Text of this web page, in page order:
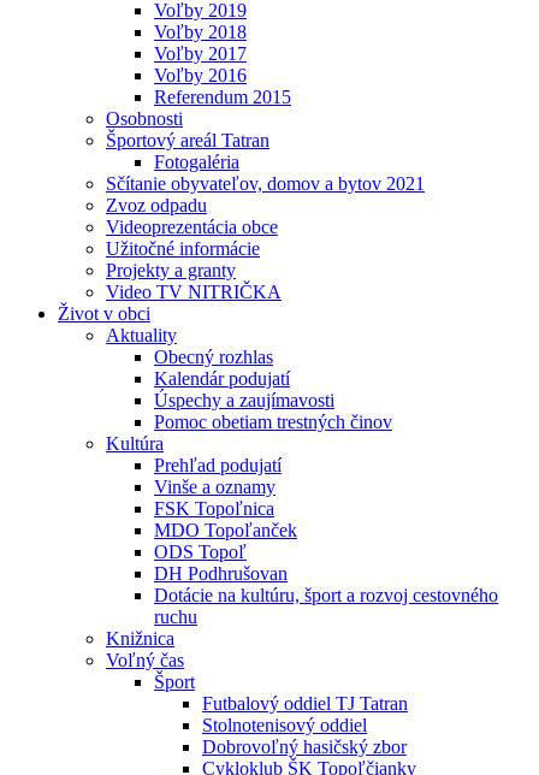
Voľby 2019
Voľby 2018
Voľby 2017
Voľby 2016
Referendum 2015
Osobnosti
Športový areál Tatran
Fotogaléria
Sčítanie obyvateľov, domov a bytov 2021
Zvoz odpadu
Videoprezentácia obce
Užitočné informácie
Projekty a granty
Video TV NITRIČKA
Život v obci
Aktuality
Obecný rozhlas
Kalendár podujatí
Úspechy a zaujímavosti
Pomoc obetiam trestných činov
Kultúra
Prehľad podujatí
Vinše a oznamy
FSK Topoľnica
MDO Topoľanček
ODS Topoľ
DH Podhrušovan
Dotácie na kultúru, šport a rozvoj cestovného
ruchu
Knižnica
Voľný čas
Šport
Futbalový oddiel TJ Tatran
Stolnotenisový oddiel
Dobrovoľný hasičský zbor
Cykloklub ŠK Topoľčianky